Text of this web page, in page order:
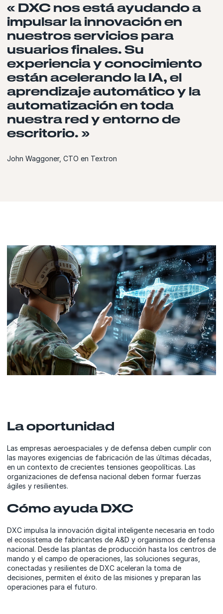
« DXC nos está ayudando a
impulsar la innovación en
nuestros servicios para
usuarios finales. Su
experiencia y conocimiento
están acelerando la IA, el
aprendizaje automático y la
automatización en toda
nuestra red y entorno de
escritorio. »
John Waggoner, CTO en Textron
La oportunidad
Las empresas aeroespaciales y de defensa deben cumplir con
las mayores exigencias de fabricación de las últimas décadas,
en un contexto de crecientes tensiones geopolíticas. Las
organizaciones de defensa nacional deben formar fuerzas
ágiles y resilientes.
Cómo ayuda DXC
DXC impulsa la innovación digital inteligente necesaria en todo
el ecosistema de fabricantes de A&D y organismos de defensa
nacional. Desde las plantas de producción hasta los centros de
mando y el campo de operaciones, las soluciones seguras,
conectadas y resilientes de DXC aceleran la toma de
decisiones, permiten el éxito de las misiones y preparan las
operaciones para el futuro.